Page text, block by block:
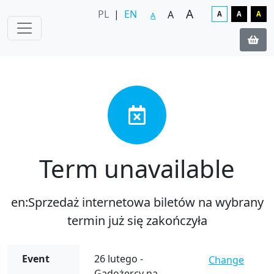
PL | EN A A A A A A
Term unavailable
en:Sprzedaż internetowa biletów na wybrany
termin już się zakończyła
Event
26 lutego -
Change